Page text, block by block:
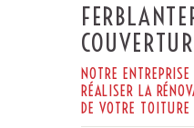
NOTRE
RÉALISER LA
DE VOTRE TOITURE